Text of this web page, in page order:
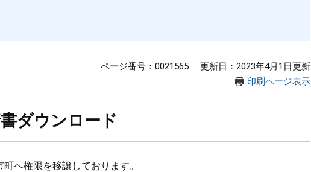
ページ番号：0021565
更新日：2023年4月1日更新
印刷ページ表示
ダウンロード
へ権限を移譲しております。